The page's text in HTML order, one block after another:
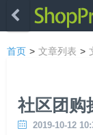
首页 > 文章列表 >
社区团购
2019-10-12